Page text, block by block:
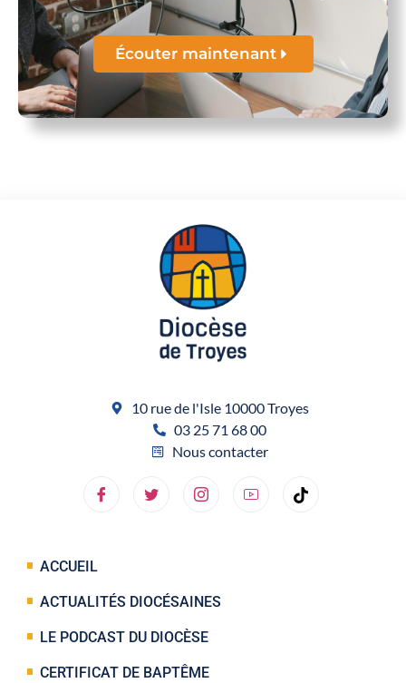
Écouter maintenant
10 rue de l'Isle 10000 Troyes
03 25 71 68 00
Nous contacter
ACCUEIL
ACTUALITÉS DIOCÉSAINES
LE PODCAST DU DIOCÈSE
CERTIFICAT DE BAPTÊME